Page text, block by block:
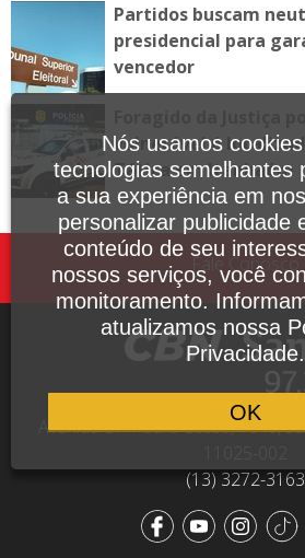
Partidos buscam
presidencial para
vencedor
vulnerável é
Tática em Itanhaém
Fale Conosco
Avenida Dr. Pedro Lessa, 1640,
(13) 3272-3163
Nós usamos
tecnologias semelhantes
a sua experiência em
personalizar publicidade
conteúdo de seu
nossos serviços, você
monitoramento.
atualizamos nossa
Privacidade.
OK